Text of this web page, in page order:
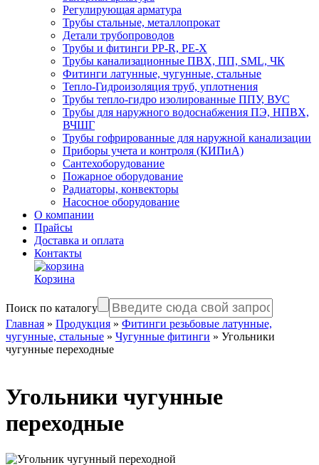
Регулирующая арматура
Трубы стальные, металлопрокат
Детали трубопроводов
Трубы и фитинги PP-R, PE-X
Трубы канализационные ПВХ, ПП, SML, ЧК
Фитинги латунные, чугунные, стальные
Тепло-Гидроизоляция труб, уплотнения
Трубы тепло-гидро изолированные ППУ, ВУС
Трубы для наружного водоснабжения ПЭ, НПВХ,
ВЧШГ
Трубы гофрированные для наружной канализации
Приборы учета и контроля (КИПиА)
Сантехоборудование
Пожарное оборудование
Радиаторы, конвекторы
Насосное оборудование
О компании
Прайсы
Доставка и оплата
Контакты
Корзина
Поиск по каталогу
Главная » Продукция » Фитинги резьбовые латунные,
чугунные, стальные » Чугунные фитинги » Угольники
чугунные переходные
Угольники чугунные
переходные